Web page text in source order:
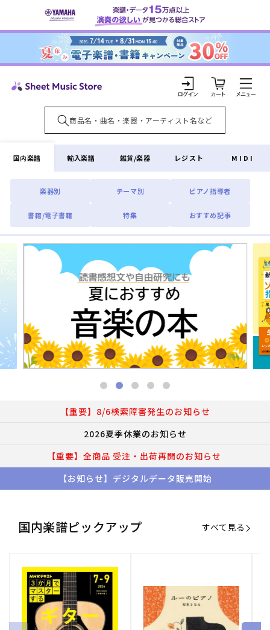
ンツに
ロ
グ
イ
ン
カ
ー
ト
国内楽譜
楽器別 テーマ別 ピアノ指導者
書籍/電子書籍 特集 おすすめ記事
輸入楽譜 雑貨/楽器 レジスト MIDI
【重要】8/6検索障害発生のお知らせ
2026夏季休業のお知らせ
【重要】全商品 受注・出荷再開のお知らせ
【お知らせ】デジタルデータ販売開始
国内楽譜ピックアップ すべて見る